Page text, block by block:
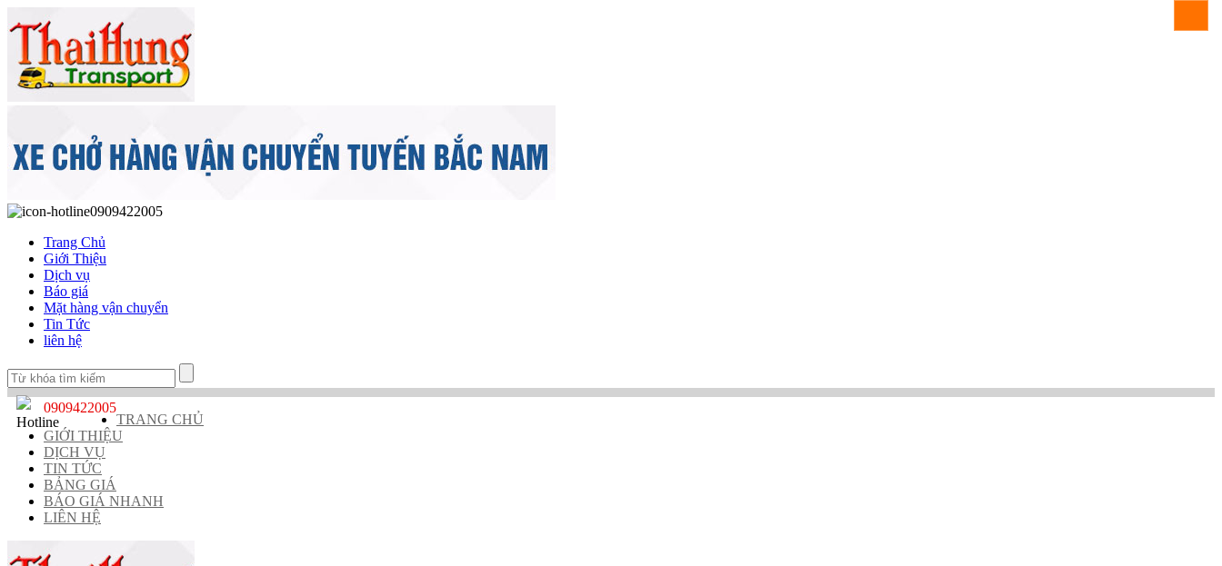
0909422005
Trang Chủ
Giới Thiệu
Dịch vụ
Báo giá
Mặt hàng vận chuyển
Tin Tức
liên hệ
0909422005
TRANG CHỦ
GIỚI THIỆU
DỊCH VỤ
TIN TỨC
BẢNG GIÁ
BÁO GIÁ NHANH
LIÊN HỆ